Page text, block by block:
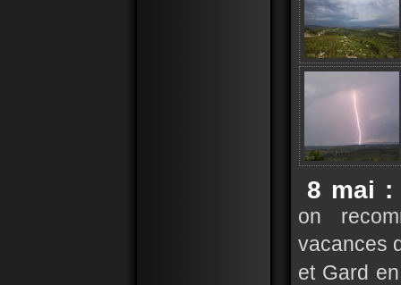
8 mai :
on
vacances
et Gard